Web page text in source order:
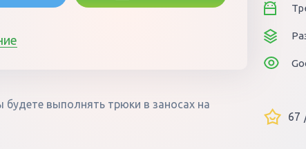
будете выполнять трюки в заносах на
67